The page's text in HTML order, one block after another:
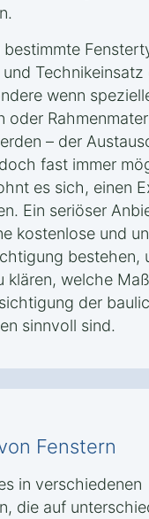
bestimmte
wenn
oder
– der
fast immer
es sich, einen
Ein seriöser
kostenlose und
bestehen,
klären, welche
der
sinnvoll sind.
Fenstern
in verschiedenen
die auf